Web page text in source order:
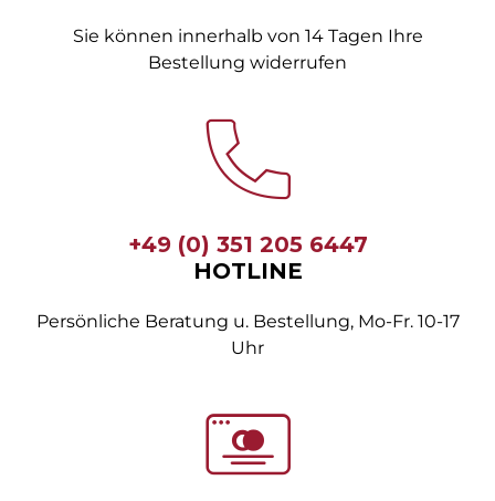
Sie können innerhalb von 14 Tagen Ihre
Bestellung widerrufen
+49 (0) 351 205 6447
HOTLINE
Persönliche Beratung u. Bestellung, Mo-Fr. 10-17
Uhr